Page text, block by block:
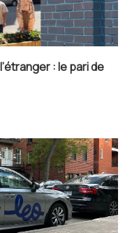
: le pari de